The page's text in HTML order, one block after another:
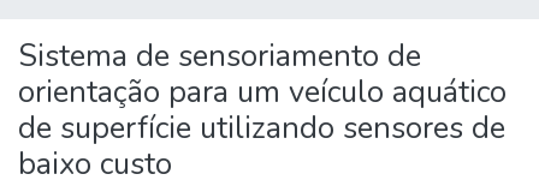
Statistics
Sistema de sensoriamento de
orientação para um veículo aquático
de superfície utilizando sensores de
baixo custo